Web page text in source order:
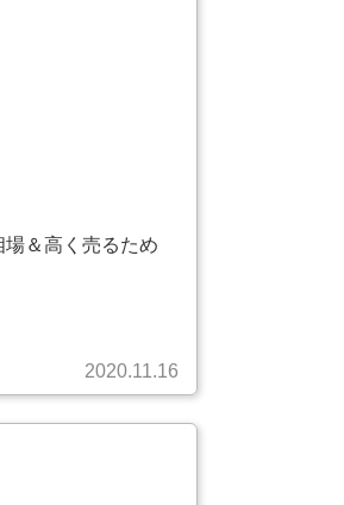
＆高く売るため
2020.11.16